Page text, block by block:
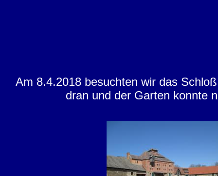
Am 8.4.2018 besuchten wir das
dran und der Garten konnte